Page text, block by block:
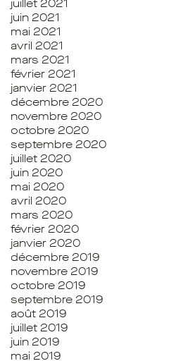
juillet 2021
juin 2021
mai 2021
avril 2021
mars 2021
février 2021
janvier 2021
décembre 2020
novembre 2020
octobre 2020
septembre 2020
juillet 2020
juin 2020
mai 2020
avril 2020
mars 2020
février 2020
janvier 2020
décembre 2019
novembre 2019
octobre 2019
septembre 2019
août 2019
juillet 2019
juin 2019
mai 2019